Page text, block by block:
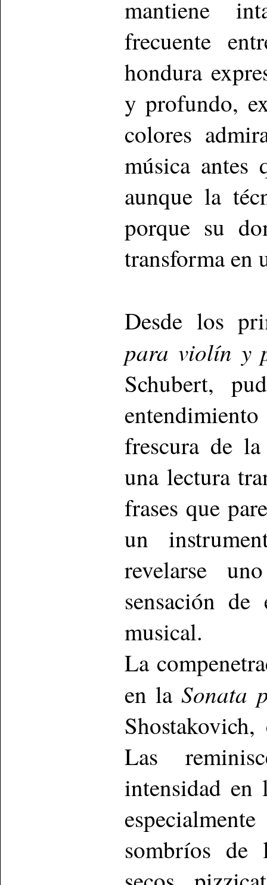
mantiene
frecuente
hondura
y profundo,
colores
música
aunque la
porque su
transforma en
Desde los
para violín y
Schubert,
frescura de
una lectura
frases que
un
revelarse
sensación de
musical.
La
en laSonata
Las
intensidad en
sombríos de